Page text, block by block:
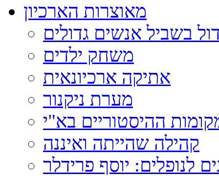
מאוצרות הארכיון
בשביל אנשים גדולים
משחק ילדים
אתיקה ארכיונאית
מערת ניקנור
ההיסטוריים בא"י
קהילה שהייתה ואיננה
לנופלים: יוסף פרידלר